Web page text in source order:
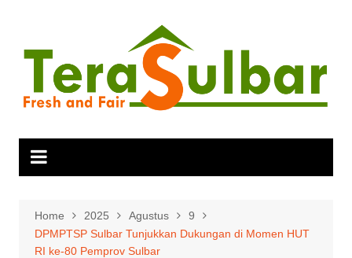
content
Home 2025 Agustus
9
DPMPTSP Sulbar Tunjukkan Dukungan di Momen HUT
RI ke-80 Pemprov Sulbar